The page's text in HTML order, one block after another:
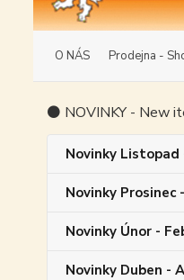
O NÁS Prodejna -
⚫ NOVINKY - New
Novinky Listopad
Novinky Prosinec
Novinky Únor -
Novinky Duben -